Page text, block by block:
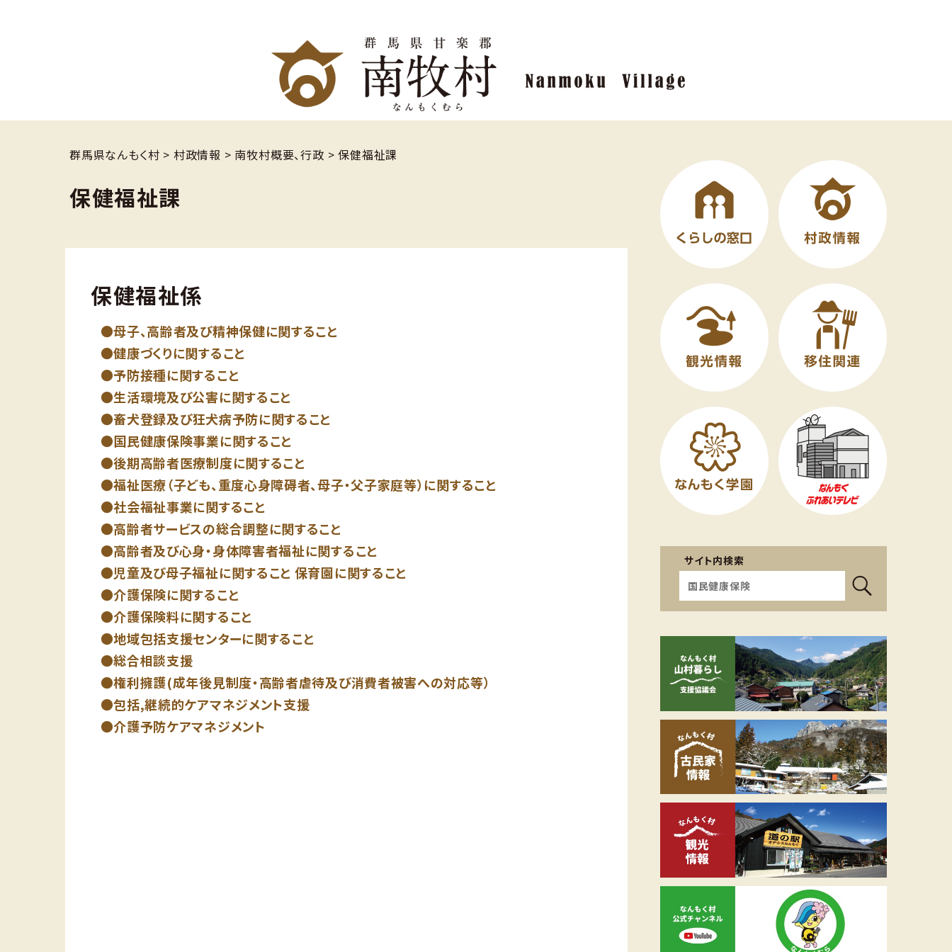
群馬県なんもく村 > 村政情報 > 南牧村概要、行政 >保健福祉課
保健福祉課
保健福祉係
母子、高齢者及び精神保健に関すること
健康づくりに関すること
予防接種に関すること
生活環境及び公害に関すること
畜犬登録及び狂犬病予防に関すること
国民健康保険事業に関すること
後期高齢者医療制度に関すること
福祉医療（子ども、重度心身障碍者、母子・父子家庭等）に関すること
社会福祉事業に関すること
高齢者サービスの総合調整に関すること
高齢者及び心身・身体障害者福祉に関すること
児童及び母子福祉に関すること 保育園に関すること
介護保険に関すること
介護保険料に関すること
地域包括支援センターに関すること
総合相談支援
権利擁護(成年後見制度・高齢者虐待及び消費者被害への対応等）
包括,継続的ケアマネジメント支援
介護予防ケアマネジメント
サイト内検索